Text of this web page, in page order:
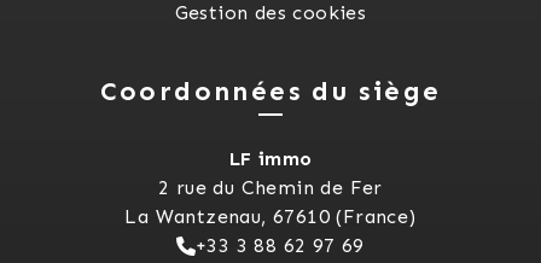
Gestion des cookies
Coordonnées du siège
LF immo
2 rue du Chemin de Fer
La Wantzenau, 67610 (France)
+33 3 88 62 97 69